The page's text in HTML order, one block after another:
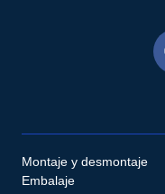
Montaje y desmontaje
Embalaje